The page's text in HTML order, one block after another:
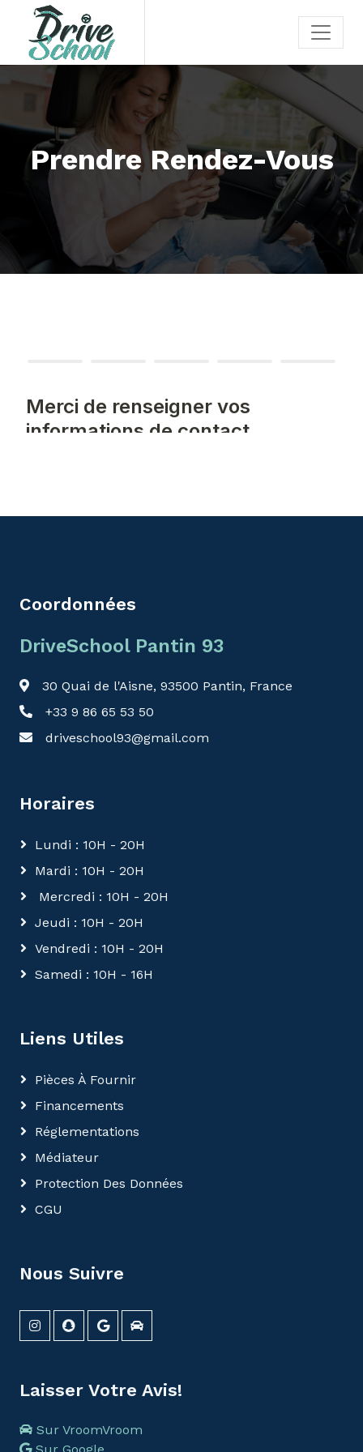
Prendre Rendez-Vous
Coordonnées
DriveSchool Pantin 93
30 Quai de l'Aisne, 93500 Pantin, France
+33 9 86 65 53 50
driveschool93@gmail.com
Horaires
Lundi : 10H - 20H
Mardi : 10H - 20H
Mercredi : 10H - 20H
Jeudi : 10H - 20H
Vendredi : 10H - 20H
Samedi : 10H - 16H
Liens Utiles
Pièces À Fournir
Financements
Réglementations
Médiateur
Protection Des Données
CGU
Nous Suivre
Laisser Votre Avis!
Sur VroomVroom